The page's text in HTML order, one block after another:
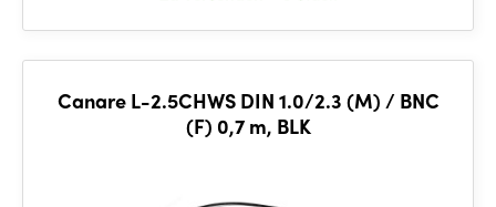
Canare L-2.5CHWS DIN 1.0/2.3 (M) / BNC
(F) 0,7 m, BLK